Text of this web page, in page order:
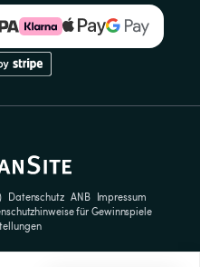
Datenschutz ANB
Impressum
für Gewinnspiele